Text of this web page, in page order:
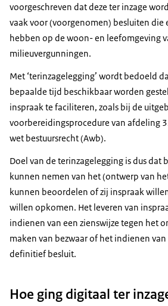
voorgeschreven dat deze ter inzage
vaak voor (voorgenomen) besluiten die
hebben op de woon- en leefomgeving
milieuvergunningen.
Met ‘terinzagelegging’ wordt bedoeld
bepaalde tijd beschikbaar worden
inspraak te faciliteren, zoals bij de
voorbereidingsprocedure van afdeling
wet bestuursrecht (Awb).
Doel van de terinzagelegging is dus dat
kunnen nemen van het (ontwerp van
kunnen beoordelen of zij inspraak
willen opkomen. Het leveren van
indienen van een zienswijze tegen het
maken van bezwaar of het indienen
definitief besluit.
Hoe ging digitaal ter